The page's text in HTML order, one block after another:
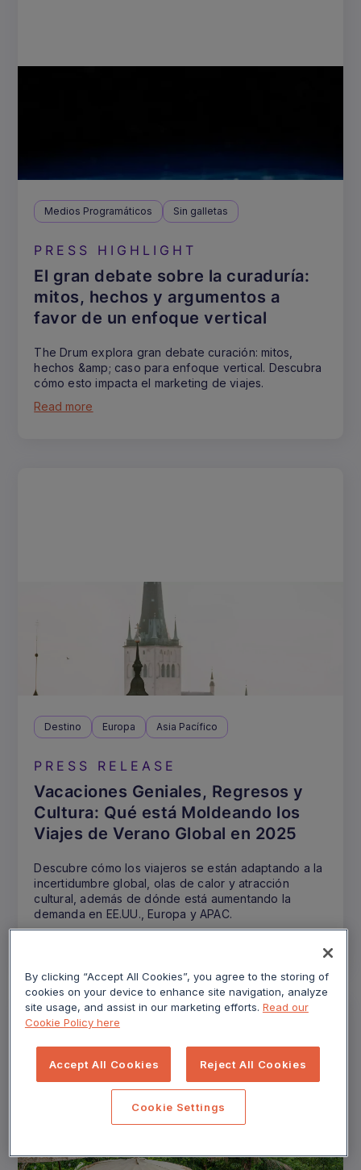
Medios Programáticos Sin galletas
PRESS HIGHLIGHT
El gran debate sobre la curaduría:
mitos, hechos y argumentos a
favor de un enfoque vertical
The Drum explora gran debate curación: mitos,
hechos &amp; caso para enfoque vertical. Descubra
cómo esto impacta el marketing de viajes.
Read more
Destino Europa Asia Pacífico
PRESS RELEASE
Vacaciones Geniales, Regresos y
Cultura: Qué está Moldeando los
Viajes de Verano Global en 2025
Descubre cómo los viajeros se están adaptando a la
incertidumbre global, olas de calor y atracción
cultural, además de dónde está aumentando la
demanda en EE.UU., Europa y APAC.
By clicking “Accept All Cookies”, you agree to the storing of
cookies on your device to enhance site navigation, analyze
site usage, and assist in our marketing efforts. Read our
Cookie Policy here
Accept All Cookies Reject All Cookies
Cookie Settings